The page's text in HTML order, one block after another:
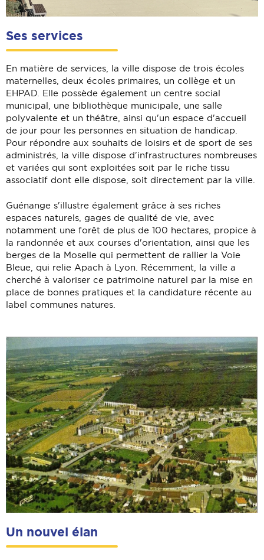
Ses services
En matière de services, la ville dispose de trois écoles
maternelles, deux écoles primaires, un collège et un
EHPAD. Elle possède également un centre social
municipal, une bibliothèque municipale, une salle
polyvalente et un théâtre, ainsi qu'un espace d'accueil
de jour pour les personnes en situation de handicap.
Pour répondre aux souhaits de loisirs et de sport de ses
administrés, la ville dispose d'infrastructures nombreuses
et variées qui sont exploitées soit par le riche tissu
associatif dont elle dispose, soit directement par la ville.
Guénange s'illustre également grâce à ses riches
espaces naturels, gages de qualité de vie, avec
notamment une forêt de plus de 100 hectares, propice à
la randonnée et aux courses d'orientation, ainsi que les
berges de la Moselle qui permettent de rallier la Voie
Bleue, qui relie Apach à Lyon. Récemment, la ville a
cherché à valoriser ce patrimoine naturel par la mise en
place de bonnes pratiques et la candidature récente au
label communes natures.
Un nouvel élan